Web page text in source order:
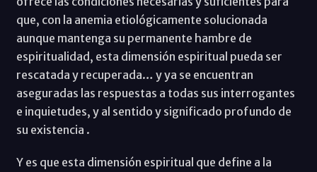
que, con la anemia etiológicamente solucionada
aunque mantenga su permanente hambre de
espiritualidad, esta dimensión espiritual pueda ser
rescatada y recuperada… y ya se encuentran
aseguradas las respuestas a todas sus interrogantes
e inquietudes, y al sentido y significado profundo de
su existencia .
Y es que esta dimensión espiritual que define a la